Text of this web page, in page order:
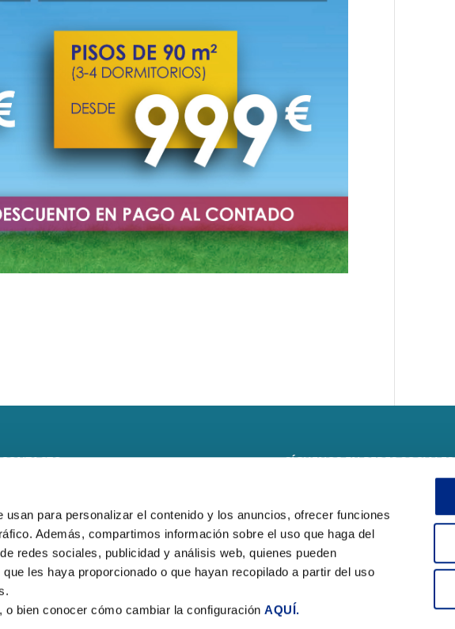
para personalizar el contenido y los anuncios, ofrecer funciones
Además, compartimos información sobre el uso que haga del
redes sociales, publicidad y análisis web, quienes pueden
les haya proporcionado o que hayan recopilado a partir del uso
o bien conocer cómo cambiar la configuración AQUÍ.
CONTACTO
Monasterio de Samos, 8 local
50013 – Zaragoza
Teléfono:
E-mail:climarfrica@climarfrica.com
SÍGUENOS EN REDES SOCIALES